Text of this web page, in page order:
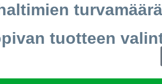
tuotteen